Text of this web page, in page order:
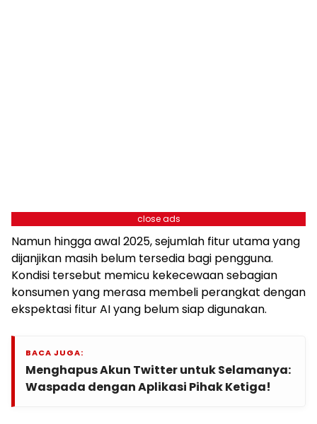
close ads
Namun hingga awal 2025, sejumlah fitur utama yang
dijanjikan masih belum tersedia bagi pengguna.
Kondisi tersebut memicu kekecewaan sebagian
konsumen yang merasa membeli perangkat dengan
ekspektasi fitur AI yang belum siap digunakan.
BACA JUGA:
Menghapus Akun Twitter untuk Selamanya:
Waspada dengan Aplikasi Pihak Ketiga!